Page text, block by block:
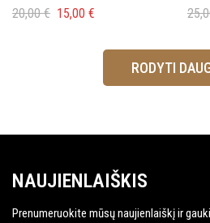
20,00€ 15,00 €
RODYTI
NAUJIENLAIŠKIS
Prenumeruokite mūsų naujienlaiškį ir